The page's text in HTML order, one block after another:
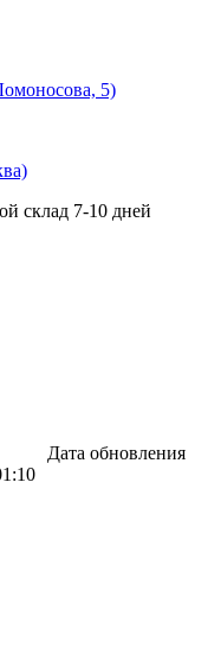
5)
склад 7-10 дней
Дата обновления